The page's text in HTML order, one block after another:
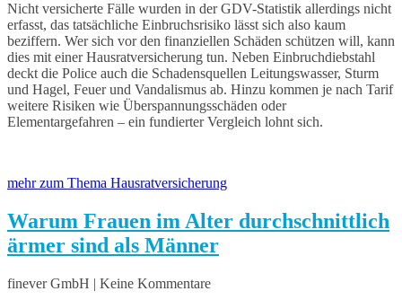
Nicht versicherte Fälle wurden in der GDV-Statistik allerdings nicht
erfasst, das tatsächliche Einbruchsrisiko lässt sich also kaum
beziffern. Wer sich vor den finanziellen Schäden schützen will, kann
dies mit einer Hausratversicherung tun. Neben Einbruchdiebstahl
deckt die Police auch die Schadensquellen Leitungswasser, Sturm
und Hagel, Feuer und Vandalismus ab. Hinzu kommen je nach Tarif
weitere Risiken wie Überspannungsschäden oder
Elementargefahren – ein fundierter Vergleich lohnt sich.
mehr zum Thema Hausratversicherung
Warum Frauen im Alter durchschnittlich
ärmer sind als Männer
finever GmbH | Keine Kommentare